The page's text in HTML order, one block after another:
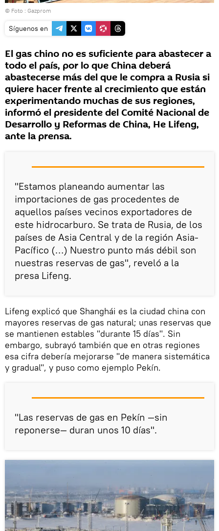
© Foto : Gazprom
Síguenos en
El gas chino no es suficiente para abastecer a
todo el país, por lo que China deberá
abastecerse más del que le compra a Rusia si
quiere hacer frente al crecimiento que están
experimentando muchas de sus regiones,
informó el presidente del Comité Nacional de
Desarrollo y Reformas de China, He Lifeng,
ante la prensa.
"Estamos planeando aumentar las
importaciones de gas procedentes de
aquellos países vecinos exportadores de
este hidrocarburo. Se trata de Rusia, de los
países de Asia Central y de la región Asia-
Pacífico (…) Nuestro punto más débil son
nuestras reservas de gas", reveló a la
presa Lifeng.
Lifeng explicó que Shanghái es la ciudad china con
mayores reservas de gas natural; unas reservas que
se mantienen estables "durante 15 días". Sin
embargo, subrayó también que en otras regiones
esa cifra debería mejorarse "de manera sistemática
y gradual", y puso como ejemplo Pekín.
"Las reservas de gas en Pekín —sin
reponerse— duran unos 10 días".